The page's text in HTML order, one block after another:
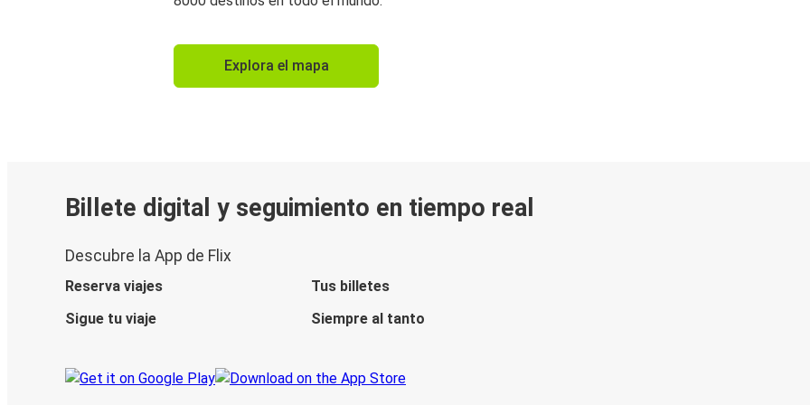
Explora el mapa
Billete digital y seguimiento en tiempo real
Descubre la App de Flix
Reserva viajes
Tus billetes
Sigue tu viaje
Siempre al tanto